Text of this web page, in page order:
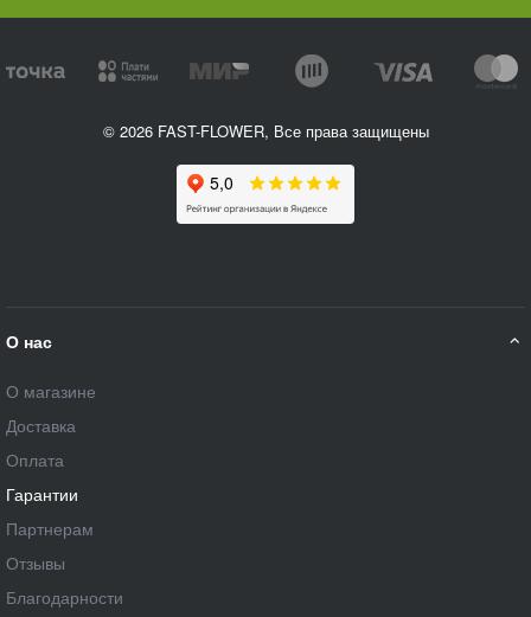
© 2026 FAST-FLOWER, Все права защищены
О нас
О магазине
Доставка
Оплата
Гарантии
Партнерам
Отзывы
Благодарности